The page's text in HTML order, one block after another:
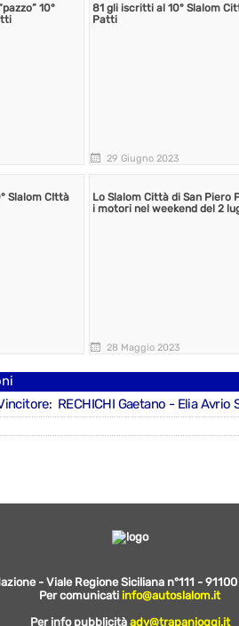
10°
81 gli iscritti al 10° Slalom
Patti
29 Giugno 2023
Slalom CIttà
Lo Slalom Città di San Piero
i motori nel weekend del 2
28 Maggio 2023
RECHICHI Gaetano - Elia Avrio
- Viale Regione Siciliana n°111 -
Per comunicati info@autoslalom.it
Per info pubblicità adv@trapanioggi.it